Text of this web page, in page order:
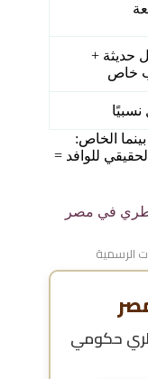
حديثة +
خاص
نسبيًا
الخاص:
للوافد =
في مصر
الرسمية
حكومي